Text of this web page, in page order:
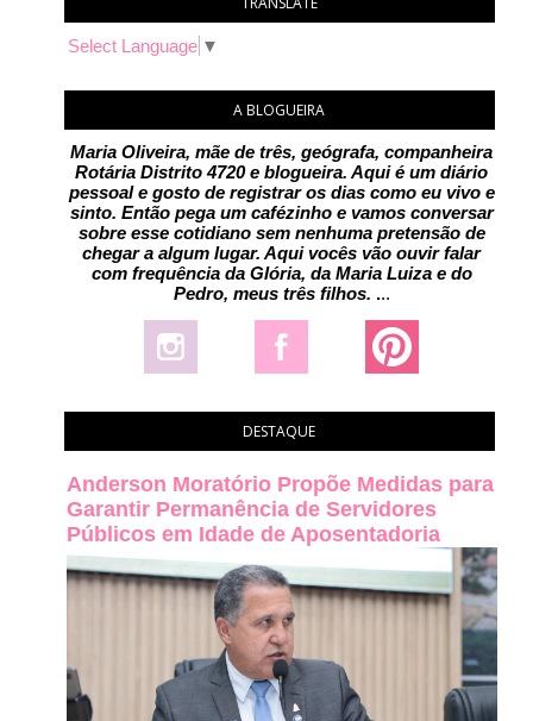
Select Language ▼
A BLOGUEIRA
Maria Oliveira, mãe de três, geógrafa, companheira
Rotária Distrito 4720 e blogueira. Aqui é um diário
pessoal e gosto de registrar os dias como eu vivo e
sinto. Então pega um cafézinho e vamos conversar
sobre esse cotidiano sem nenhuma pretensão de
chegar a algum lugar. Aqui vocês vão ouvir falar
com frequência da Glória, da Maria Luiza e do
Pedro, meus três filhos. ...
DESTAQUE
Anderson Moratório Propõe Medidas para
Garantir Permanência de Servidores
Públicos em Idade de Aposentadoria